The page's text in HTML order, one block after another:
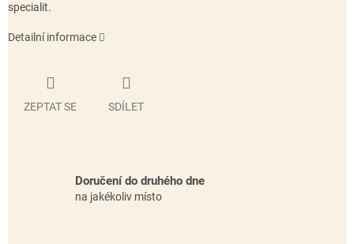
specialit.
Detailní informace
ZEPTAT SE SDÍLET
Doručení do druhého dne
na jakékoliv místo